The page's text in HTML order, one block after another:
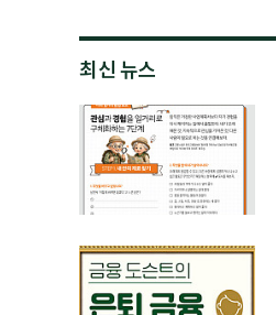
최신 뉴스